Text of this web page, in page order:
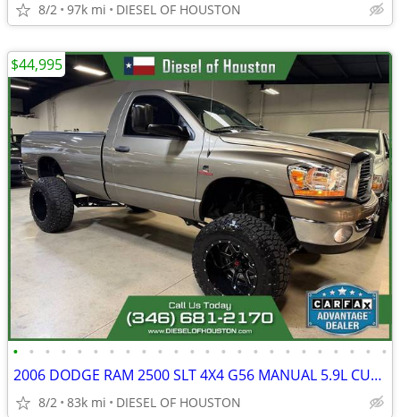
8/2 97k mi DIESEL OF HOUSTON
• • • • • • • • • • • • • • • • • • • • • • • •
2006 DODGE RAM 2500 SLT 4X4 G56 MANUAL 5.9L CUMMINS DIESEL
8/2 83k mi DIESEL OF HOUSTON
$44,995